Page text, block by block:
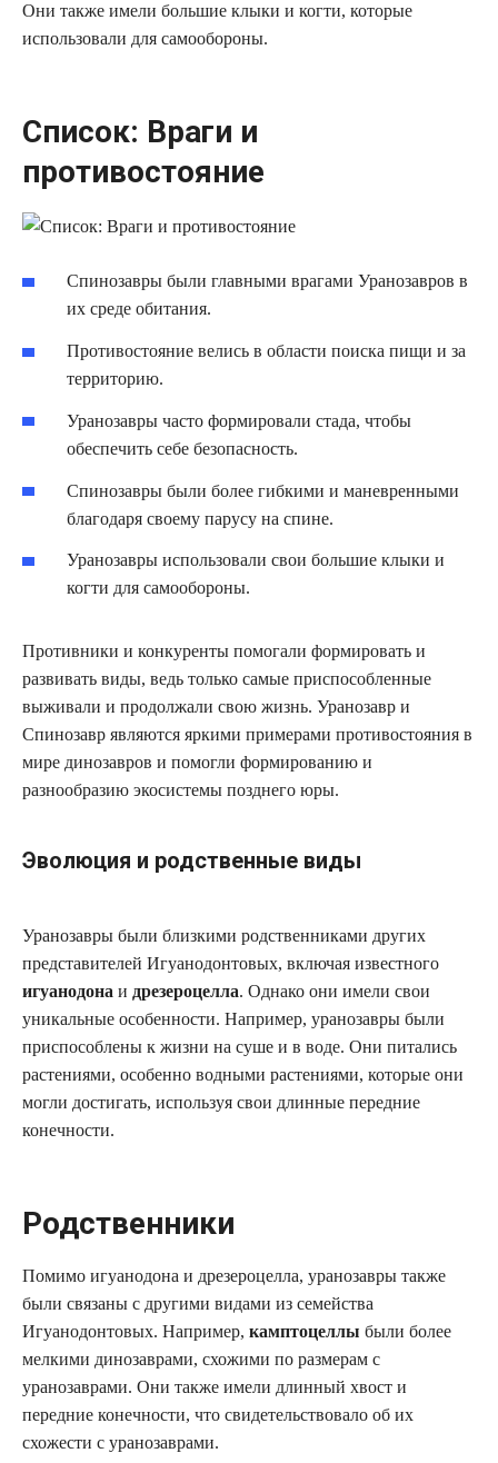
Они также имели большие клыки и когти, которые
использовали для самообороны.
Список: Враги и
противостояние
Спинозавры были главными врагами Уранозавров в
их среде обитания.
Противостояние велись в области поиска пищи и за
территорию.
Уранозавры часто формировали стада, чтобы
обеспечить себе безопасность.
Спинозавры были более гибкими и маневренными
благодаря своему парусу на спине.
Уранозавры использовали свои большие клыки и
когти для самообороны.
Противники и конкуренты помогали формировать и
развивать виды, ведь только самые приспособленные
выживали и продолжали свою жизнь. Уранозавр и
Спинозавр являются яркими примерами противостояния в
мире динозавров и помогли формированию и
разнообразию экосистемы позднего юры.
Эволюция и родственные виды
Уранозавры были близкими родственниками других
представителей Игуанодонтовых, включая известного
игуанодона и дрезероцелла. Однако они имели свои
уникальные особенности. Например, уранозавры были
приспособлены к жизни на суше и в воде. Они питались
растениями, особенно водными растениями, которые они
могли достигать, используя свои длинные передние
конечности.
Родственники
Помимо игуанодона и дрезероцелла, уранозавры также
были связаны с другими видами из семейства
Игуанодонтовых. Например, камптоцеллы были более
мелкими динозаврами, схожими по размерам с
уранозаврами. Они также имели длинный хвост и
передние конечности, что свидетельствовало об их
схожести с уранозаврами.